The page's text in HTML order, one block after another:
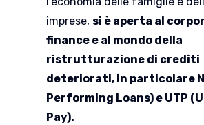
imprese, si è aperta al
finance e al mondo della
ristrutturazione di crediti
deteriorati, in particolare
Performing Loans) e UTP
Pay).